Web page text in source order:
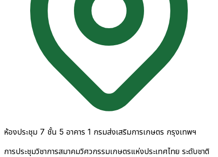
ห้องประชุม 7 ชั้น 5 อาคาร 1 กรมส่งเสริมการเกษตร กรุงเทพฯ
การประชุมวิชาการสมาคมวิศวกรรมเกษตรแห่งประเทศไทย ระดับชาติ